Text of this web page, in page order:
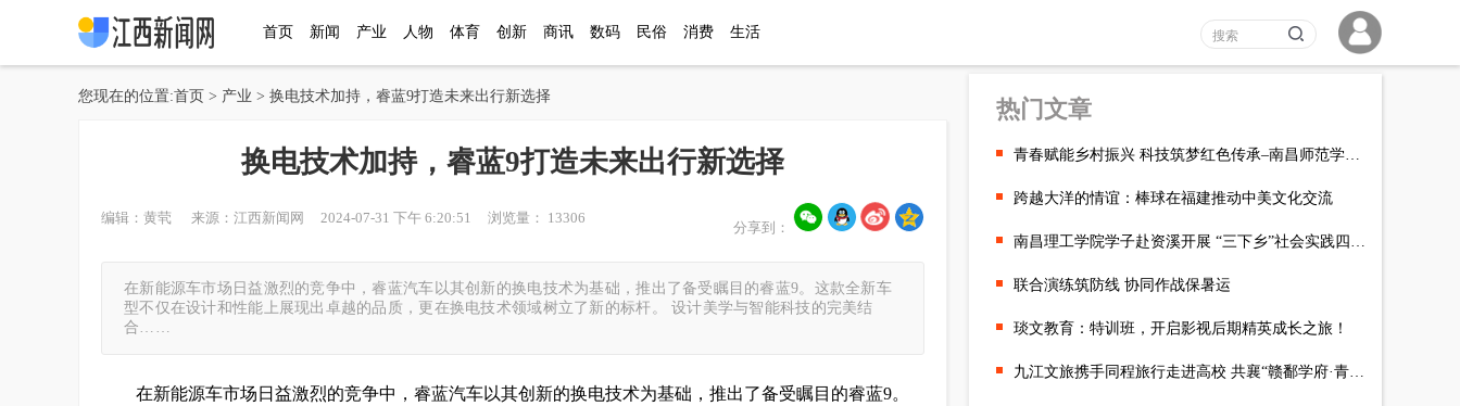
首页 新闻 产业 人物 体育 创新 商讯 数码 民俗 消费 生活
您现在的位置:首页 > 产业 > 换电技术加持，睿蓝9打造未来出行新选择
换电技术加持，睿蓝9打造未来出行新选择
编辑：黄茕 来源：江西新闻网 2024-07-31 下午 6:20:51 浏览量： 13306
分享到：
在新能源车市场日益激烈的竞争中，睿蓝汽车以其创新的换电技术为基础，推出了备受瞩目的睿蓝9。这款全新车
型不仅在设计和性能上展现出卓越的品质，更在换电技术领域树立了新的标杆。 设计美学与智能科技的完美结
合……
在新能源车市场日益激烈的竞争中，睿蓝汽车以其创新的换电技术为基础，推出了备受瞩目的睿蓝9。
热门文章
青春赋能乡村振兴 科技筑梦红色传承–南昌师范学院数信学院
跨越大洋的情谊：棒球在福建推动中美文化交流
南昌理工学院学子赴资溪开展 “三下乡”社会实践四项数字应用落地
联合演练筑防线 协同作战保暑运
琰文教育：特训班，开启影视后期精英成长之旅！
九江文旅携手同程旅行走进高校 共襄“赣鄱学府·青春派对”